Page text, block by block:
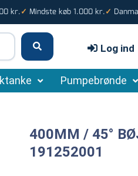
kr.✓ Mindste køb 1.000 kr. ✓
Log ind
Pumpebrønde
400MM / 45°
191252001